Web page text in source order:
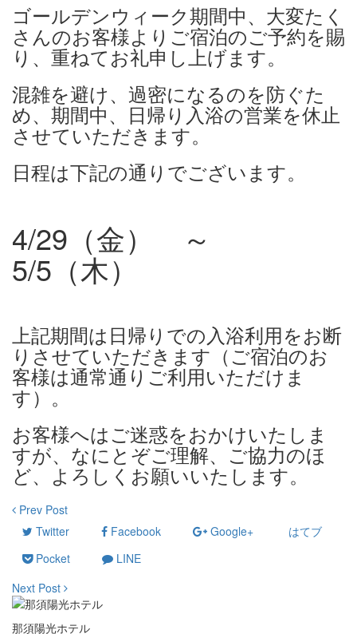
ゴールデンウィーク期間中、大変たく
さんのお客様よりご宿泊のご予約を賜
り、重ねてお礼申し上げます。
混雑を避け、過密になるのを防ぐた
め、期間中、日帰り入浴の営業を休止
させていただきます。
日程は下記の通りでございます。
4/29（金） ～
5/5（木）
上記期間は日帰りでの入浴利用をお断
りさせていただきます（ご宿泊のお
客様は通常通りご利用いただけま
す）。
お客様へはご迷惑をおかけいたしま
すが、なにとぞご理解、ご協力のほ
ど、よろしくお願いいたします。
Prev Post
Twitter
Facebook Google+
はてブ
Pocket
LINE
Next Post
那須陽光ホテル